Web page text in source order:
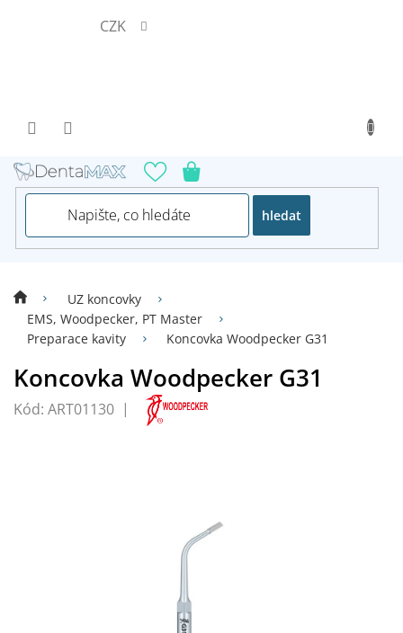
CZK
hledat
UZ koncovky
EMS, Woodpecker, PT Master
Preparace kavity
Koncovka Woodpecker G31
Koncovka Woodpecker G31
Kód: ART01130